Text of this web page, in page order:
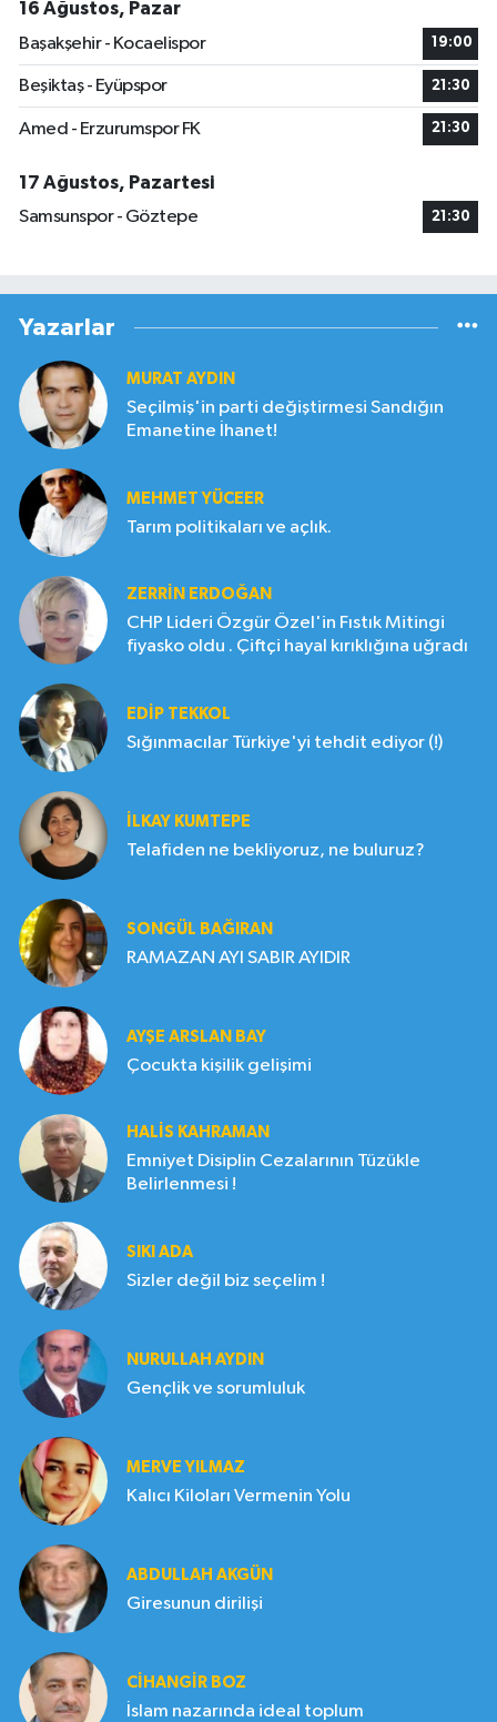
16 Ağustos, Pazar
Başakşehir - Kocaelispor
19:00
Beşiktaş - Eyüpspor 21:30
Amed - Erzurumspor FK 21:30
17 Ağustos, Pazartesi
Samsunspor - Göztepe
21:30
Yazarlar
MURAT AYDIN
Seçilmiş'in parti değiştirmesi Sandığın
Emanetine İhanet!
MEHMET YÜCEER
Tarım politikaları ve açlık.
ZERRIN ERDOĞAN
CHP Lideri Özgür Özel'in Fıstık Mitingi
fiyasko oldu . Çiftçi hayal kırıklığına uğradı
EDIP TEKKOL
Sığınmacılar Türkiye'yi tehdit ediyor (!)
İLKAY KUMTEPE
Telafiden ne bekliyoruz, ne buluruz?
SONGÜL BAĞIRAN
RAMAZAN AYI SABIR AYIDIR
AYŞE ARSLAN BAY
Çocukta kişilik gelişimi
HALIS KAHRAMAN
Emniyet Disiplin Cezalarının Tüzükle
Belirlenmesi !
SIKI ADA
Sizler değil biz seçelim !
NURULLAH AYDIN
Gençlik ve sorumluluk
MERVE YILMAZ
Kalıcı Kiloları Vermenin Yolu
ABDULLAH AKGÜN
Giresunun dirilişi
CIHANGIR BOZ
İslam nazarında ideal toplum